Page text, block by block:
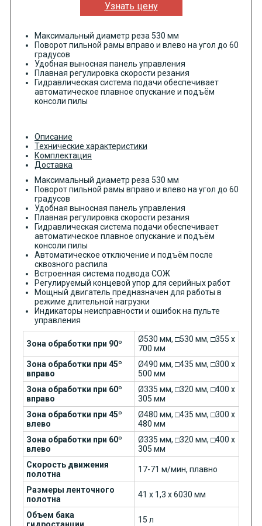
Узнать цену
Максимальный диаметр реза 530 мм
Поворот пильной рамы вправо и влево на угол до 60
градусов
Удобная выносная панель управления
Плавная регулировка скорости резания
Гидравлическая система подачи обеспечивает
автоматическое плавное опускание и подъём
консоли пилы
Описание
Технические характеристики
Комплектация
Доставка
Максимальный диаметр реза 530 мм
Поворот пильной рамы вправо и влево на угол до 60
градусов
Удобная выносная панель управления
Плавная регулировка скорости резания
Гидравлическая система подачи обеспечивает
автоматическое плавное опускание и подъём
консоли пилы
Автоматическое отключение и подъём после
сквозного распила
Встроенная система подвода СОЖ
Регулируемый концевой упор для серийных работ
Мощный двигатель предназначен для работы в
режиме длительной нагрузки
Индикаторы неисправности и ошибок на пульте
управления
Зона обработки при 90º
Ø530 мм, □530 мм, □355 х
700 мм
Зона обработки при 45º
вправо
Ø490 мм, □435 мм, □300 х
500 мм
Зона обработки при 60º
вправо
Ø335 мм, □320 мм, □400 х
305 мм
Зона обработки при 45º
влево
Ø480 мм, □435 мм, □300 х
480 мм
Зона обработки при 60º
влево
Ø335 мм, □320 мм, □400 х
305 мм
Скорость движения
полотна
17-71 м/мин, плавно
Размеры ленточного
полотна
41 х 1,3 х 6030 мм
Объем бака
15 л